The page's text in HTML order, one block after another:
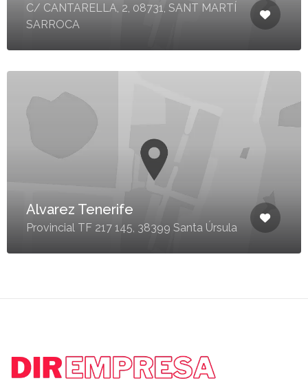
C/ CANTARELLA, 2, 08731, SANT MARTÍ
SARROCA
Alvarez Tenerife
Provincial TF 217 145, 38399 Santa Úrsula